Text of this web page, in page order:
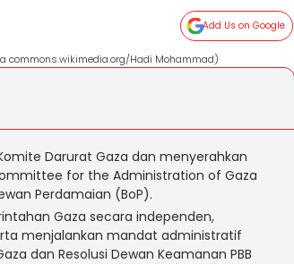
Add Us on Google
commons.wikimedia.org/Hadi Mohammad)
Darurat Gaza dan menyerahkan
for the Administration of Gaza
Perdamaian (BoP).
Gaza secara independen,
menjalankan mandat administratif
dan Resolusi Dewan Keamanan PBB